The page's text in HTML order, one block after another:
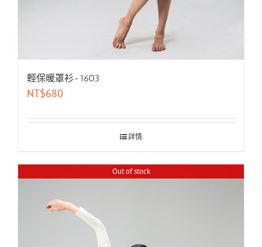
輕保暖罩衫-1603
NT$680
詳情
Out of stock